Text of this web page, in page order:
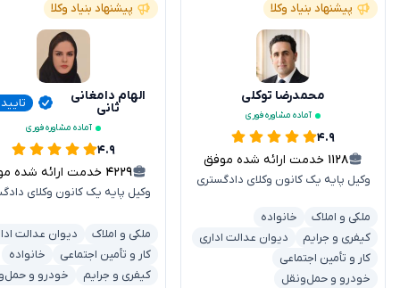
پیشنهاد بنیاد وکلا
محمدرضا توکلی
آماده مشاوره فوری
۴.۹
۱۱۲۸ خدمت ارائه شده موفق
وکیل پایه یک کانون وکلای دادگستری
ملکی و املاک
خانواده
کیفری و جرایم
دیوان عدالت اداری
کار و تأمین اجتماعی
خودرو و حمل‌ونقل
پیشنهاد بنیاد وکلا
الهام دامغانی
ثانی
آماده مشاوره فوری
۴.۹
۴۲۲۹ خدمت ارائه شده موفق
وکیل پایه یک کانون وکلای
ملکی و املاک
دیوان عدالت
کار و تأمین اجتماعی
خانواده
کیفری و جرایم
خودرو و